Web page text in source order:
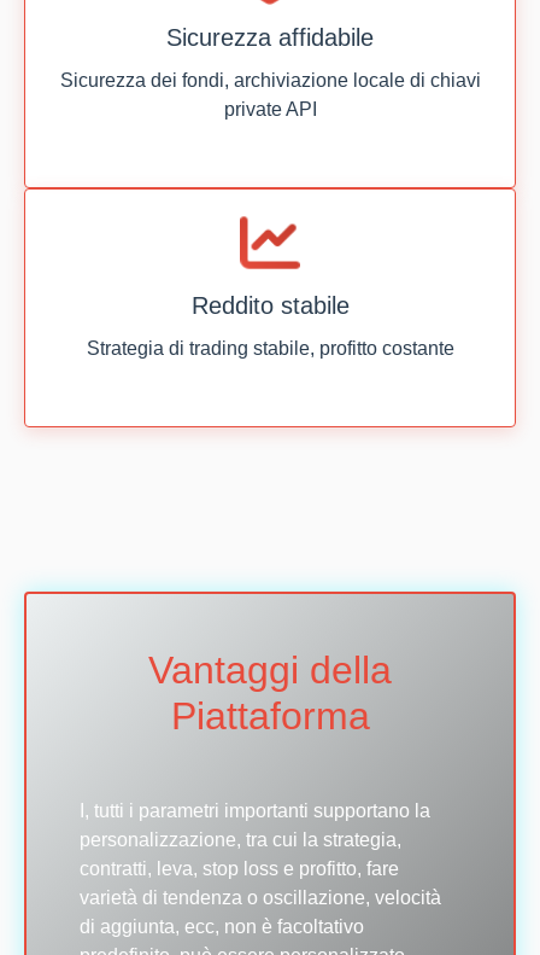
Sicurezza affidabile
Sicurezza dei fondi, archiviazione locale di chiavi
private API
Reddito stabile
Strategia di trading stabile, profitto costante
Vantaggi della
Piattaforma
I, tutti i parametri importanti supportano la
personalizzazione, tra cui la strategia,
contratti, leva, stop loss e profitto, fare
varietà di tendenza o oscillazione, velocità
di aggiunta, ecc, non è facoltativo